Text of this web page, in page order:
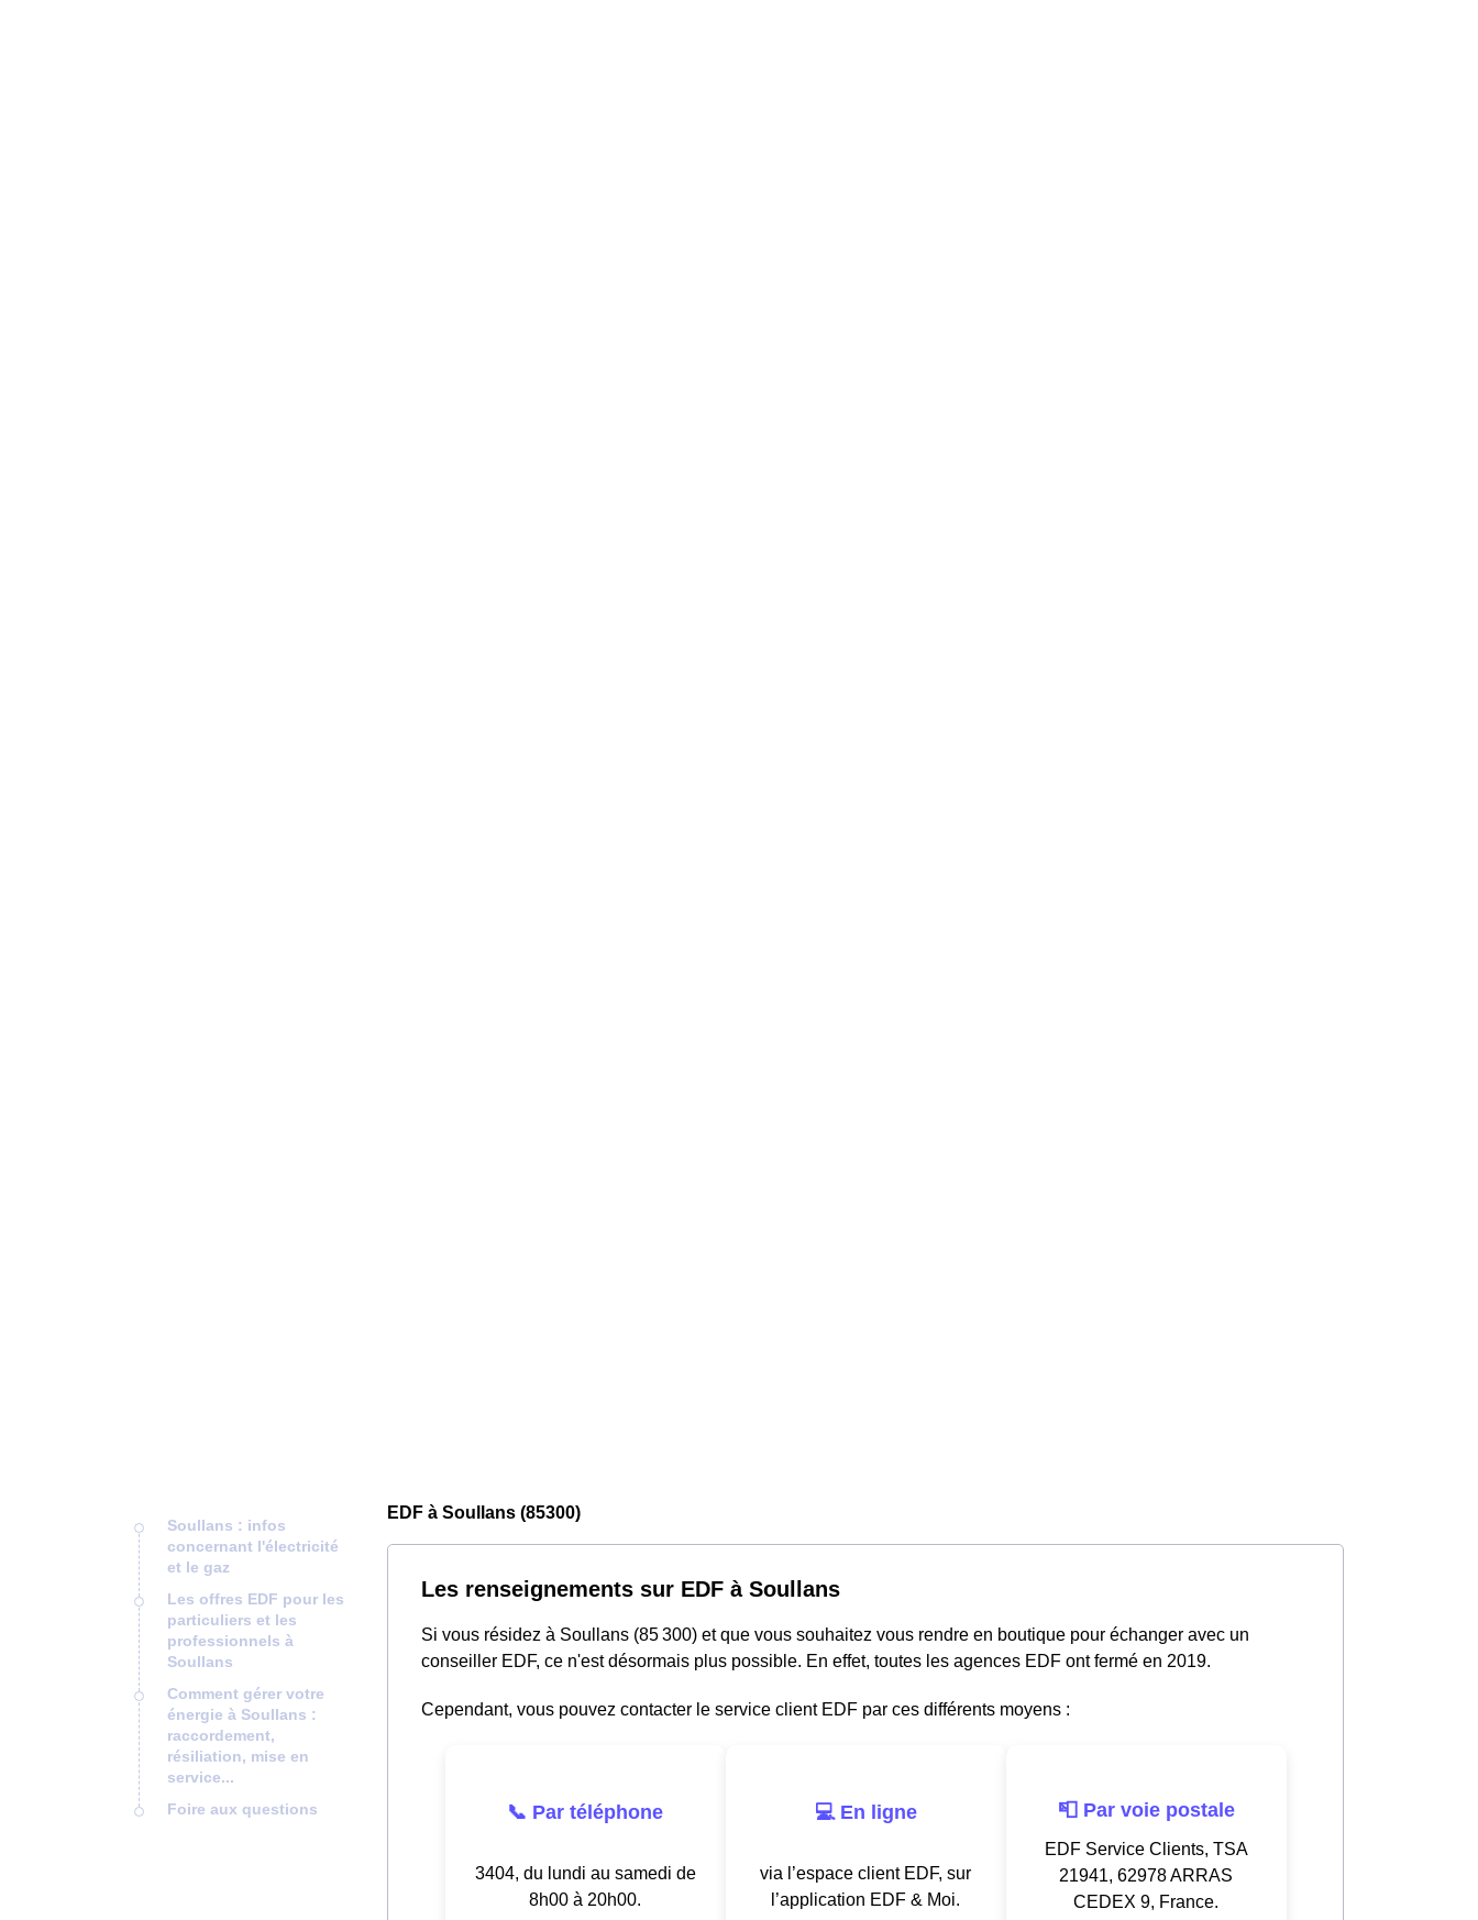
Soullans : infos
concernant l'électricité
et le gaz
Les offres EDF pour les
particuliers et les
professionnels à
Soullans
Comment gérer votre
énergie à Soullans :
raccordement,
résiliation, mise en
service...
Foire aux questions
EDF à Soullans (85300)
Les renseignements sur EDF à Soullans
Si vous résidez à Soullans (85 300) et que vous souhaitez vous rendre en boutique pour échanger avec un
conseiller EDF, ce n'est désormais plus possible. En effet, toutes les agences EDF ont fermé en 2019.
Cependant, vous pouvez contacter le service client EDF par ces différents moyens :
📞 Par téléphone
3404, du lundi au samedi de
8h00 à 20h00.
💻 En ligne
via l’espace client EDF, sur
l’application EDF & Moi.
📮 Par voie postale
EDF Service Clients, TSA
21941, 62978 ARRAS
CEDEX 9, France.